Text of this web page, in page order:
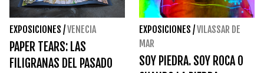
EXPOSICIONES /VENECIA
PAPER TEARS: LAS
FILIGRANAS DEL PASADO
EXPOSICIONES /VILASSAR DE
MAR
SOY PIEDRA. SOY ROCA O